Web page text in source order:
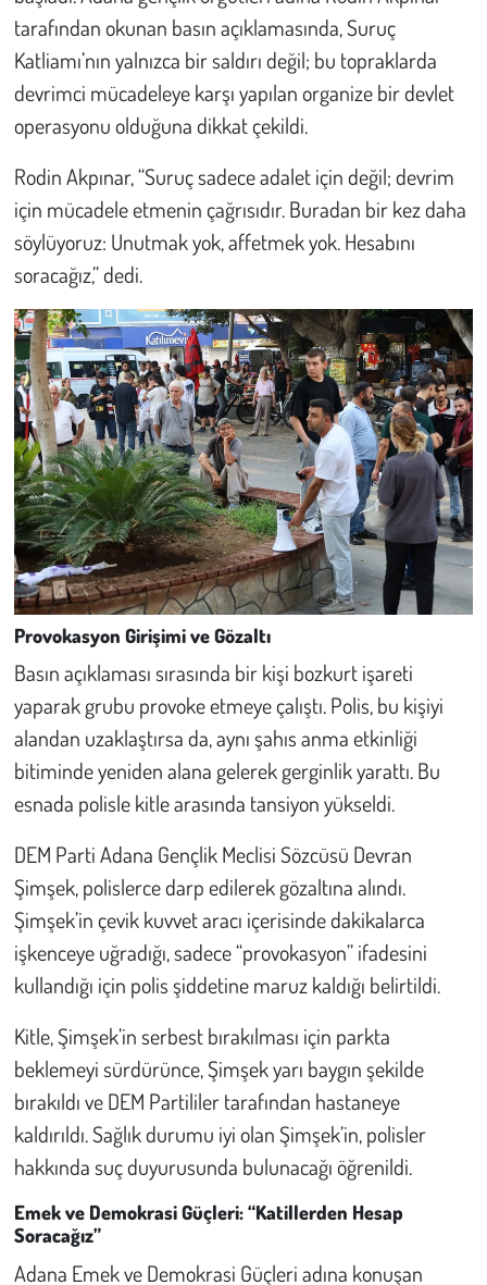
tarafından okunan basın açıklamasında, Suruç
Katliamı’nın yalnızca bir saldırı değil; bu topraklarda
devrimci mücadeleye karşı yapılan organize bir devlet
operasyonu olduğuna dikkat çekildi.
Rodin Akpınar, “Suruç sadece adalet için değil; devrim
için mücadele etmenin çağrısıdır. Buradan bir kez daha
söylüyoruz: Unutmak yok, affetmek yok. Hesabını
soracağız,” dedi.
Provokasyon Girişimi ve Gözaltı
Basın açıklaması sırasında bir kişi bozkurt işareti
yaparak grubu provoke etmeye çalıştı. Polis, bu kişiyi
alandan uzaklaştırsa da, aynı şahıs anma etkinliği
bitiminde yeniden alana gelerek gerginlik yarattı. Bu
esnada polisle kitle arasında tansiyon yükseldi.
DEM Parti Adana Gençlik Meclisi Sözcüsü Devran
Şimşek, polislerce darp edilerek gözaltına alındı.
Şimşek’in çevik kuvvet aracı içerisinde dakikalarca
işkenceye uğradığı, sadece “provokasyon” ifadesini
kullandığı için polis şiddetine maruz kaldığı belirtildi.
Kitle, Şimşek’in serbest bırakılması için parkta
beklemeyi sürdürünce, Şimşek yarı baygın şekilde
bırakıldı ve DEM Partililer tarafından hastaneye
kaldırıldı. Sağlık durumu iyi olan Şimşek’in, polisler
hakkında suç duyurusunda bulunacağı öğrenildi.
Emek ve Demokrasi Güçleri: “Katillerden Hesap
Soracağız”
Adana Emek ve Demokrasi Güçleri adına konuşan